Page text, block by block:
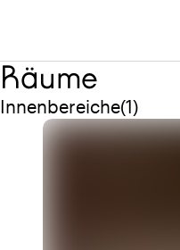
Räume
Innenbereiche
Menge innenbereiche:
(1)